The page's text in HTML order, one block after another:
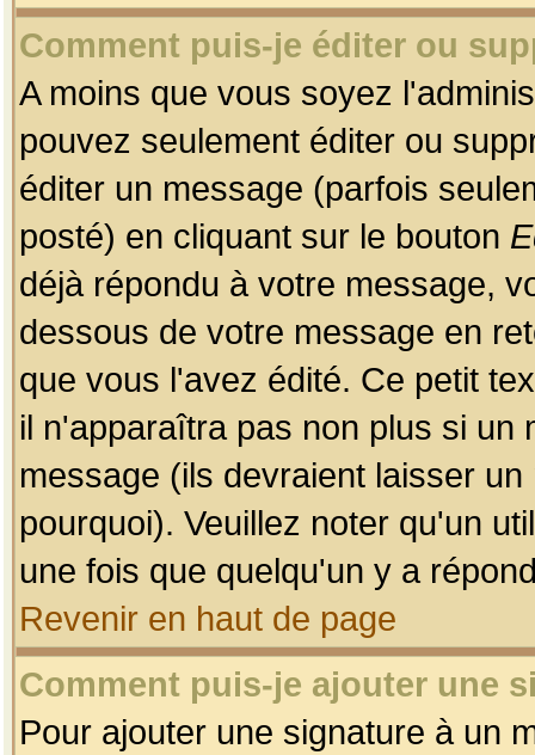
Comment puis-je éditer ou
A moins que vous soyez
pouvez seulement éditer ou
éditer un message (parfois
posté) en cliquant sur le bouton
déjà répondu à votre message,
dessous de votre message en
que vous l'avez édité. Ce petit
il n'apparaîtra pas non plus si un
message (ils devraient laisser
pourquoi). Veuillez noter qu'un
une fois que quelqu'un y a
Revenir en haut de page
Comment puis-je ajouter une
Pour ajouter une signature à un